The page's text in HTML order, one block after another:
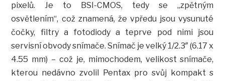
pixelů. Je to BSI-CMOS, tedy se „zpětným
osvětlením“, což znamená, že vpředu jsou vysunuté
čočky, filtry a fotodiody a teprve pod nimi jsou
servisní obvody snímače. Snímač je velký 1/2.3″ (6.17 x
4.55 mm) – což je, mimochodem, velikost snímače,
kterou nedávno zvolil Pentax pro svůj kompakt s